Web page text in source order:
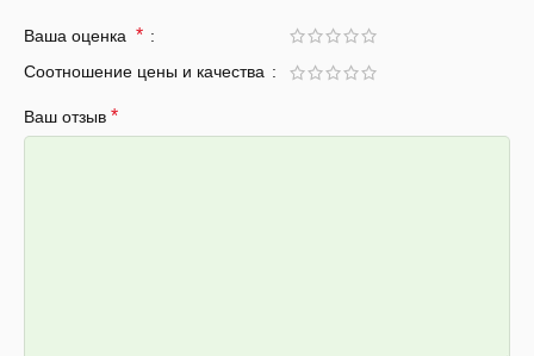
Ваша оценка *
Соотношение цены и качества
Ваш отзыв *